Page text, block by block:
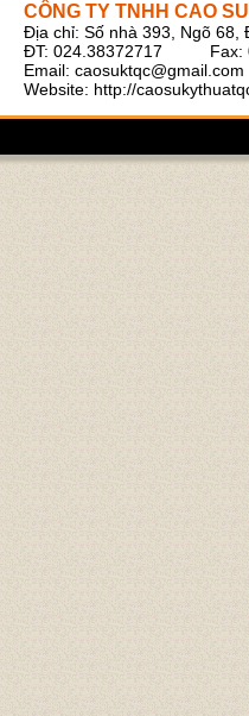
Ruột bình tích áp xe
CÔNG TY TNHH CAO
Địa chỉ: Số nhà 393, Ngõ 68,
ĐT: 024.38372717
Email: caosuktqc@gmail.com
Website: http://